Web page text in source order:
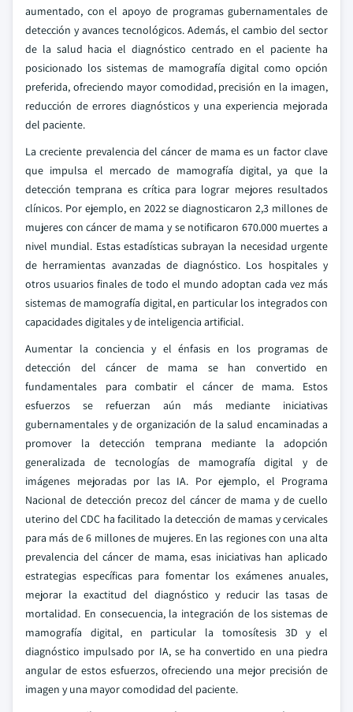
aumentado, con el apoyo de programas gubernamentales de
detección y avances tecnológicos. Además, el cambio del sector
de la salud hacia el diagnóstico centrado en el paciente ha
posicionado los sistemas de mamografía digital como opción
preferida, ofreciendo mayor comodidad, precisión en la imagen,
reducción de errores diagnósticos y una experiencia mejorada
del paciente.
La creciente prevalencia del cáncer de mama es un factor clave
que impulsa el mercado de mamografía digital, ya que la
detección temprana es crítica para lograr mejores resultados
clínicos. Por ejemplo, en 2022 se diagnosticaron 2,3 millones de
mujeres con cáncer de mama y se notificaron 670.000 muertes a
nivel mundial. Estas estadísticas subrayan la necesidad urgente
de herramientas avanzadas de diagnóstico. Los hospitales y
otros usuarios finales de todo el mundo adoptan cada vez más
sistemas de mamografía digital, en particular los integrados con
capacidades digitales y de inteligencia artificial.
Aumentar la conciencia y el énfasis en los programas de
detección del cáncer de mama se han convertido en
fundamentales para combatir el cáncer de mama. Estos
esfuerzos se refuerzan aún más mediante iniciativas
gubernamentales y de organización de la salud encaminadas a
promover la detección temprana mediante la adopción
generalizada de tecnologías de mamografía digital y de
imágenes mejoradas por las IA. Por ejemplo, el Programa
Nacional de detección precoz del cáncer de mama y de cuello
uterino del CDC ha facilitado la detección de mamas y cervicales
para más de 6 millones de mujeres. En las regiones con una alta
prevalencia del cáncer de mama, esas iniciativas han aplicado
estrategias específicas para fomentar los exámenes anuales,
mejorar la exactitud del diagnóstico y reducir las tasas de
mortalidad. En consecuencia, la integración de los sistemas de
mamografía digital, en particular la tomosítesis 3D y el
diagnóstico impulsado por IA, se ha convertido en una piedra
angular de estos esfuerzos, ofreciendo una mejor precisión de
imagen y una mayor comodidad del paciente.